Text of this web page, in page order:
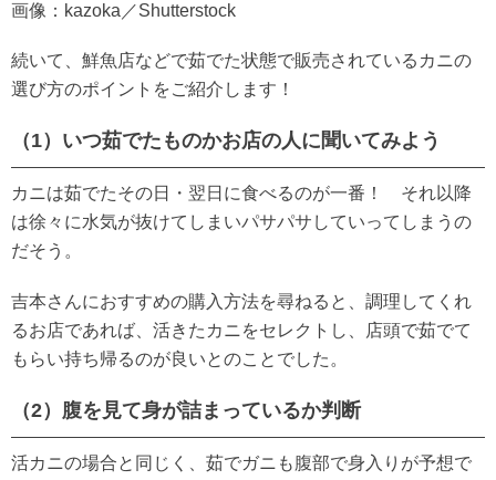
画像：kazoka／Shutterstock
続いて、鮮魚店などで茹でた状態で販売されているカニの
選び方のポイントをご紹介します！
（1）いつ茹でたものかお店の人に聞いてみよう
カニは茹でたその日・翌日に食べるのが一番！ それ以降
は徐々に水気が抜けてしまいパサパサしていってしまうの
だそう。
吉本さんにおすすめの購入方法を尋ねると、調理してくれ
るお店であれば、活きたカニをセレクトし、店頭で茹でて
もらい持ち帰るのが良いとのことでした。
（2）腹を見て身が詰まっているか判断
活カニの場合と同じく、茹でガニも腹部で身入りが予想で